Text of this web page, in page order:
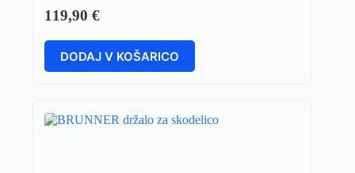
119,90 €
DODAJ V KOŠARICO